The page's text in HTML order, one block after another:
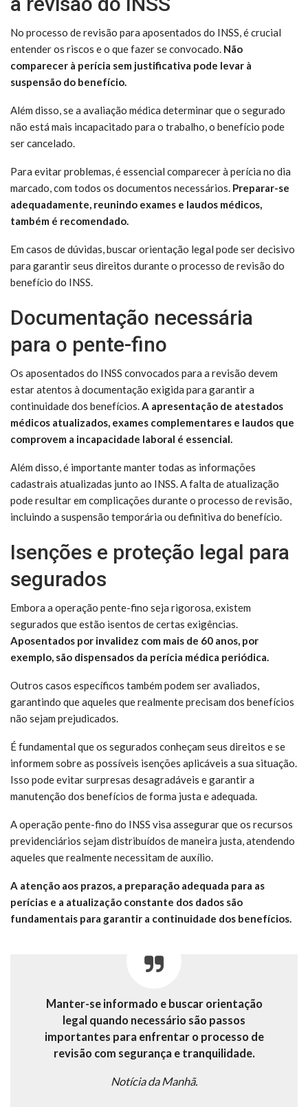
No processo de revisão para aposentados do INSS, é crucial
entender os riscos e o que fazer se convocado. Não
comparecer à perícia sem justificativa pode levar à
suspensão do benefício.
Além disso, se a avaliação médica determinar que o segurado
não está mais incapacitado para o trabalho, o benefício pode
ser cancelado.
Para evitar problemas, é essencial comparecer à perícia no dia
marcado, com todos os documentos necessários. Preparar-se
adequadamente, reunindo exames e laudos médicos,
também é recomendado.
Em casos de dúvidas, buscar orientação legal pode ser decisivo
para garantir seus direitos durante o processo de revisão do
benefício do INSS.
Documentação necessária
para o pente-fino
Os aposentados do INSS convocados para a revisão devem
estar atentos à documentação exigida para garantir a
continuidade dos benefícios.A apresentação de atestados
médicos atualizados, exames complementares e laudos que
comprovem a incapacidade laboral é essencial.
Além disso, é importante manter todas as informações
cadastrais atualizadas junto ao INSS. A falta de atualização
pode resultar em complicações durante o processo de revisão,
incluindo a suspensão temporária ou definitiva do benefício.
Isenções e proteção legal para
segurados
Embora a operação pente-fino seja rigorosa, existem
segurados que estão isentos de certas exigências.
Aposentados por invalidez com mais de 60 anos, por
exemplo, são dispensados da perícia médica periódica.
Outros casos específicos também podem ser avaliados,
garantindo que aqueles que realmente precisam dos benefícios
não sejam prejudicados.
É fundamental que os segurados conheçam seus direitos e se
informem sobre as possíveis isenções aplicáveis a sua situação.
Isso pode evitar surpresas desagradáveis e garantir a
manutenção dos benefícios de forma justa e adequada.
A operação pente-fino do INSS visa assegurar que os recursos
previdenciários sejam distribuídos de maneira justa, atendendo
aqueles que realmente necessitam de auxílio.
A atenção aos prazos, a preparação adequada para as
perícias e a atualização constante dos dados são
fundamentais para garantir a continuidade dos benefícios.
Manter-se informado e buscar orientação
legal quando necessário são passos
importantes para enfrentar o processo de
revisão com segurança e tranquilidade.
Notícia da Manhã.